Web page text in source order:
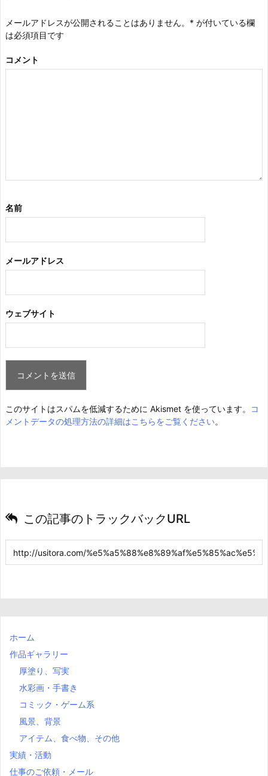
メールアドレスが公開されることはありません。 * が付いている欄
は必須項目です
コメント
名前
メールアドレス
ウェブサイト
このサイトはスパムを低減するために Akismet を使っています。
コ
メントデータの処理方法の詳細はこちらをご覧ください。
この記事のトラックバックURL
ホーム
作品ギャラリー
厚塗り、写実
水彩画・手書き
コミック・ゲーム系
風景、背景
アイテム、食べ物、その他
実績・活動
仕事のご依頼・メール